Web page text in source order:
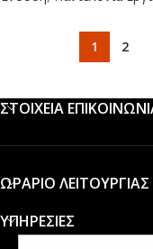
1 2
ΣΤΟΙΧΕΙΑ
ΩΡΑΡΙΟ ΛΕΙΤΟΥΡΓΙΑΣ
ΥΠΗΡΕΣΙΕΣ